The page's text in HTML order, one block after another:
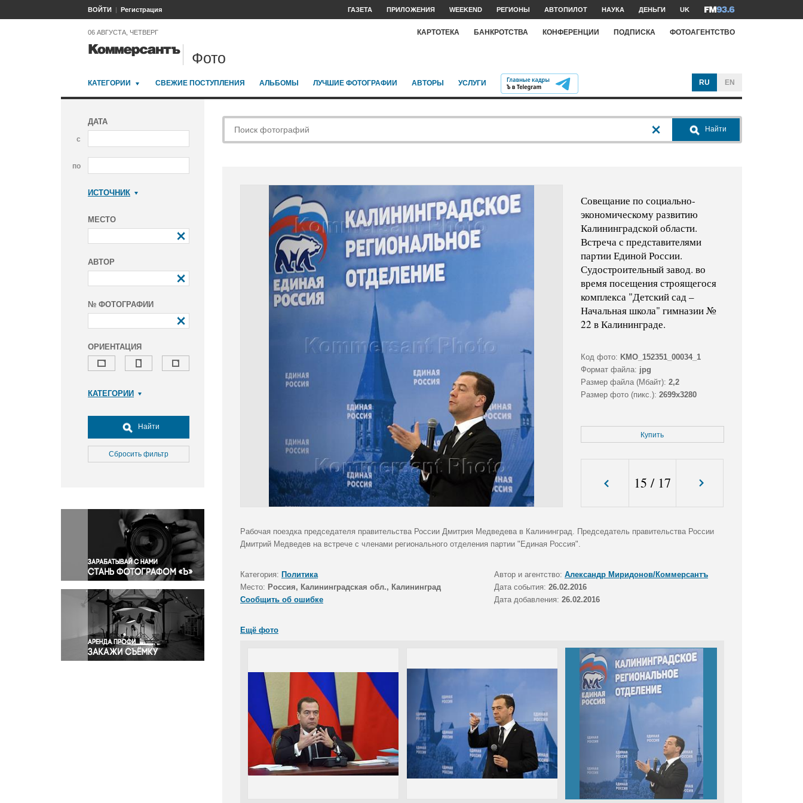
ВОЙТИ Регистрация ГАЗЕТА ПРИЛОЖЕНИЯ WEEKEND РЕГИОНЫ АВТОПИЛОТ НАУКА ДЕНЬГИ UK
06 АВГУСТА, ЧЕТВЕРГ КАРТОТЕКА БАНКРОТСТВА КОНФЕРЕНЦИИ ПОДПИСКА ФОТОАГЕНТСТВО
Фото
КАТЕГОРИИ СВЕЖИЕ ПОСТУПЛЕНИЯ АЛЬБОМЫ ЛУЧШИЕ ФОТОГРАФИИ АВТОРЫ УСЛУГИ RU EN
ДАТА
с
по
ИСТОЧНИК
МЕСТО
АВТОР
№ ФОТОГРАФИИ
ОРИЕНТАЦИЯ
КАТЕГОРИИ
Досуг, туризм и отдых
Культура
Медицина
Окружающая среда
Политика
Правосудие
Происшествия и конфликты
Религия
Светская жизнь
Спорт
Экология
Экономика и бизнес
Найти
Сбросить фильтр
Найти
Совещание по социально-
экономическому развитию
Калининградской области.
Встреча с представителями
партии Единой России.
Судостроительный завод. во
время посещения строящегося
комплекса "Детский сад –
Начальная школа" гимназии №
22 в Калининграде.
Код фото: KMO_152351_00034_1
Формат файла: jpg
Размер файла (Мбайт): 2,2
Размер фото (пикс.): 2699x3280
Купить
15 / 17
Рабочая поездка председателя правительства России Дмитрия Медведева в Калининград. Председатель правительства России
Дмитрий Медведев на встрече с членами регионального отделения партии "Единая Россия".
Категория: Политика Автор и агентство: Александр Миридонов/Коммерсантъ
Место: Россия, Калининградская обл., Калининград Дата события: 26.02.2016
Сообщить об ошибке
Дата добавления: 26.02.2016
Ещё фото